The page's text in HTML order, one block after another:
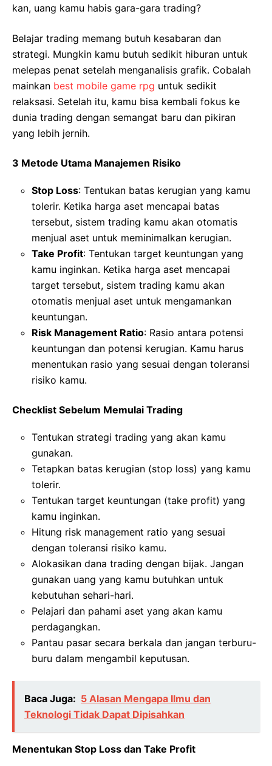
kan, uang kamu habis gara-gara trading?
Belajar trading memang butuh kesabaran dan
strategi. Mungkin kamu butuh sedikit hiburan untuk
melepas penat setelah menganalisis grafik. Cobalah
mainkan best mobile game rpg untuk sedikit
relaksasi. Setelah itu, kamu bisa kembali fokus ke
dunia trading dengan semangat baru dan pikiran
yang lebih jernih.
3 Metode Utama Manajemen Risiko
Stop Loss: Tentukan batas kerugian yang kamu
tolerir. Ketika harga aset mencapai batas
tersebut, sistem trading kamu akan otomatis
menjual aset untuk meminimalkan kerugian.
Take Profit: Tentukan target keuntungan yang
kamu inginkan. Ketika harga aset mencapai
target tersebut, sistem trading kamu akan
otomatis menjual aset untuk mengamankan
keuntungan.
Risk Management Ratio: Rasio antara potensi
keuntungan dan potensi kerugian. Kamu harus
menentukan rasio yang sesuai dengan toleransi
risiko kamu.
Checklist Sebelum Memulai Trading
Tentukan strategi trading yang akan kamu
gunakan.
Tetapkan batas kerugian (stop loss) yang kamu
tolerir.
Tentukan target keuntungan (take profit) yang
kamu inginkan.
Hitung risk management ratio yang sesuai
dengan toleransi risiko kamu.
Alokasikan dana trading dengan bijak. Jangan
gunakan uang yang kamu butuhkan untuk
kebutuhan sehari-hari.
Pelajari dan pahami aset yang akan kamu
perdagangkan.
Pantau pasar secara berkala dan jangan terburu-
buru dalam mengambil keputusan.
Baca Juga: 5 Alasan Mengapa Ilmu dan
Teknologi Tidak Dapat Dipisahkan
Menentukan Stop Loss dan Take Profit